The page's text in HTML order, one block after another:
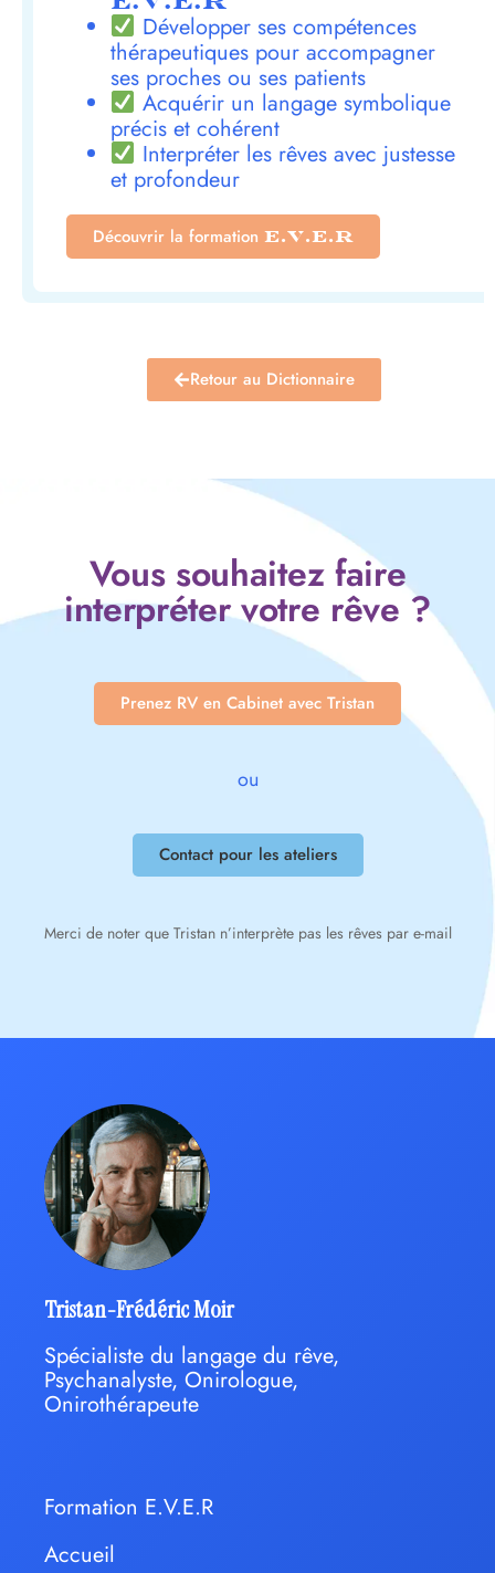
Développer ses compétences
thérapeutiques pour accompagner
ses proches ou ses patients
Acquérir un langage symbolique
précis et cohérent
Interpréter les rêves avec justesse
et profondeur
Découvrir la formation E.V.E.R
Retour au Dictionnaire
Vous souhaitez faire
interpréter votre rêve ?
Prenez RV en Cabinet avec Tristan
ou
Contact pour les ateliers
Merci de noter que Tristan n’interprète pas les rêves par e-mail
Tristan-Frédéric Moir
Spécialiste du langage du rêve,
Psychanalyste, Onirologue,
Onirothérapeute
Formation E.V.E.R
Accueil